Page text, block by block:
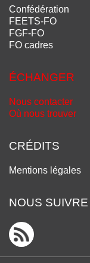
Confédération
FEETS-FO
FGF-FO
FO cadres
ÉCHANGER
Nous contacter
Où nous trouver
CRÉDITS
Mentions légales
NOUS SUIVRE